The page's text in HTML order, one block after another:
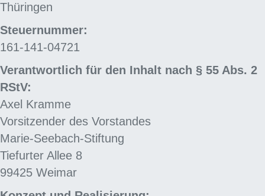
Thüringen
Steuernummer:
161-141-04721
Verantwortlich für den Inhalt nach § 55 Abs. 2
RStV:
Axel Kramme
Vorsitzender des Vorstandes
Marie-Seebach-Stiftung
Tiefurter Allee 8
99425 Weimar